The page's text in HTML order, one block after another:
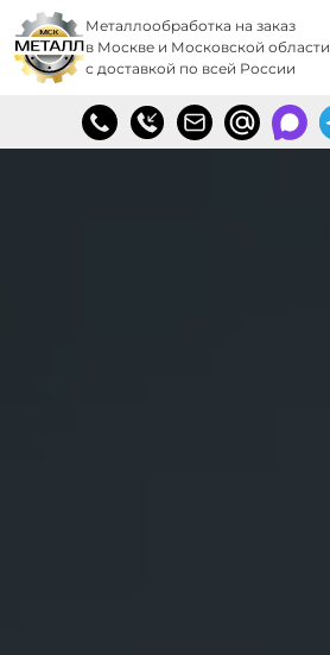
Металлообработка на заказ
в Москве и Московской области
с доставкой по всей России